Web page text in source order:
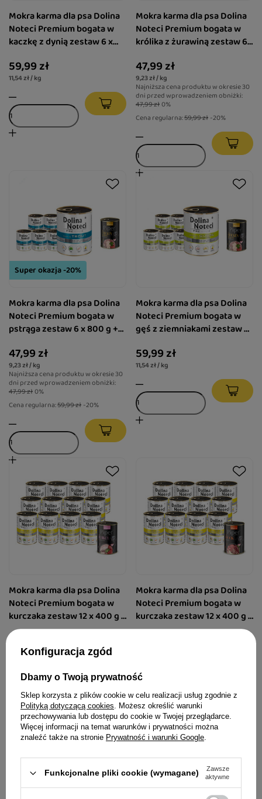
Mokra karma dla psa Dolina
Noteci Premium bogata w
kaczkę z dynią zestaw 6 x
z sercami z kurczaka i
szpinakiem 400 g
59,99 zł
11,54 zł / kg
Mokra karma dla psa Dolina
Noteci Premium bogata w
królika z żurawiną zestaw 6
Animals z sercami z
kurczaka i szpinakiem 400 g
47,99 zł
9,23 zł / kg
Najniższa cena produktu w okresie 30
dni przed wprowadzeniem obniżki:
47,99 zł0%
Cena regularna:59,99 zł -20%
Super okazja -20%
Mokra karma dla psa Dolina
Noteci Premium bogata w
pstrąga zestaw 6 x 800 g +
sercami z kurczaka i
szpinakiem 400 g
47,99 zł
9,23 zł / kg
Najniższa cena produktu w okresie 30
dni przed wprowadzeniem obniżki:
47,99 zł0%
Cena regularna:59,99 zł -20%
Mokra karma dla psa Dolina
Noteci Premium bogata w
gęś z ziemniakami zestaw 6
Animals z sercami z
kurczaka i szpinakiem 400 g
59,99 zł
11,54 zł / kg
Mokra karma dla psa Dolina
Noteci Premium bogata w
kurczaka zestaw 12 x 400 g +
Piper Animals z indykiem i
79,99 zł
15,38 zł / kg
Mokra karma dla psa Dolina
Noteci Premium bogata w
kurczaka zestaw 12 x 400 g +
Piper Animals z kaczką i
Konfiguracja zgód
Dbamy o Twoją prywatność
Sklep korzysta z plików cookie w celu realizacji usług zgodnie z
Polityką dotyczącą cookies. Możesz określić warunki
przechowywania lub dostępu do cookie w Twojej przeglądarce.
Więcej informacji na temat warunków i prywatności można
znaleźć także na stronie Prywatność i warunki Google.
Funkcjonalne pliki cookie (wymagane)
Zawsze
aktywne